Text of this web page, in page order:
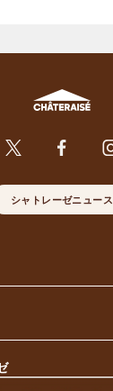
シャトレーゼニュース